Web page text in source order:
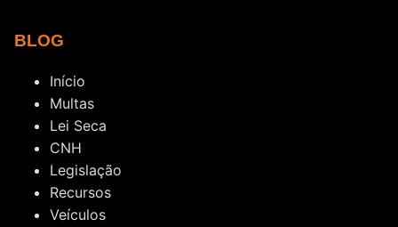
BLOG
Início
Multas
Lei Seca
CNH
Legislação
Recursos
Veículos